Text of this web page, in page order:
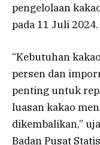
pengelolaan
pada 11 Juli 2024.
“Kebutuhan
persen dan
penting untuk
luasan kakao
dikembalikan,”
Badan Pusat